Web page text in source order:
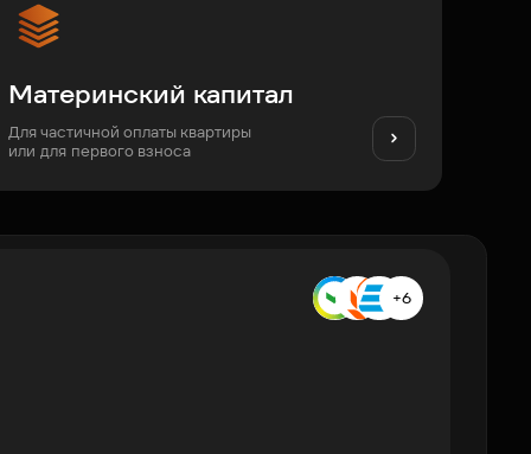
Материнский капитал
Для частичной оплаты квартиры
или для первого взноса
+6